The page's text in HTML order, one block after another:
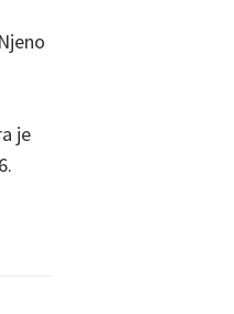
je